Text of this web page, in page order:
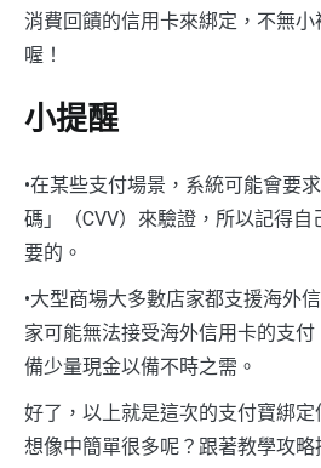
消費回饋的信用卡來綁定，不無
喔！
小提醒
•在某些支付場景，系統可能會要
碼」（CVV）來驗證，所以記得
要的。
•大型商場大多數店家都支援海外
家可能無法接受海外信用卡的支
備少量現金以備不時之需。
好了，以上就是這次的支付寶綁
想像中簡單很多呢？跟著教學攻